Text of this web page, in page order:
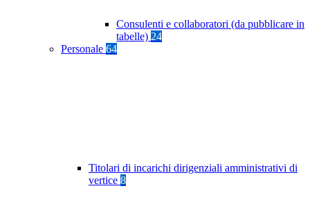
Consulenti e collaboratori (da pubblicare in
tabelle) 24
Personale 64
Titolari di incarichi dirigenziali amministrativi di
vertice 8